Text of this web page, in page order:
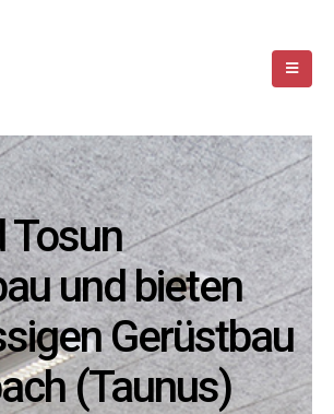
Tosun
und bieten
Gerüstbau
(Taunus)